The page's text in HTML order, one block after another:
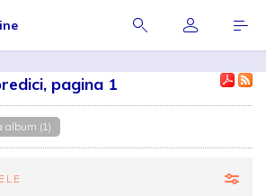
pagina 1
album (1)